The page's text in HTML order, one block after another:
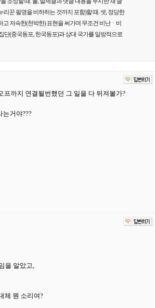
꾼 필명을 비하하는 것까지 포함)할 때. 셋, 정당한
저속한(천박한) 표현을 써가며 무조건 비난ㆍ비
단(중국동포, 한국동포)과 상대 국가를 일방적으로
까지 연결될번했던 그 일을 다 뒤져볼가?
거야???
을 알았고,
체 뭔 소리여?